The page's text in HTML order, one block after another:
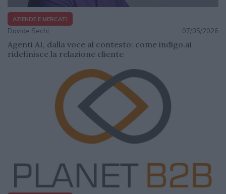
AZIENDE E MERCATI
Davide Sechi 07/05/2026
Agenti AI, dalla voce al contesto: come indigo.ai
ridefinisce la relazione cliente